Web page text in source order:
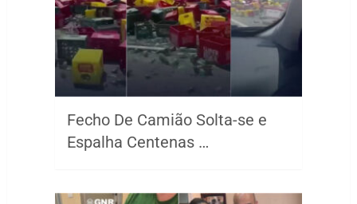
Fecho De Camião Solta-se e
Espalha Centenas …